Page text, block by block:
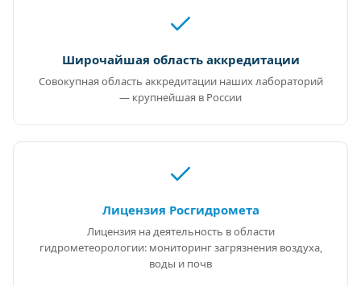
Широчайшая область аккредитации
Совокупная область аккредитации наших лабораторий
— крупнейшая в России
Лицензия Росгидромета
Лицензия на деятельность в области
гидрометеорологии: мониторинг загрязнения воздуха,
воды и почв